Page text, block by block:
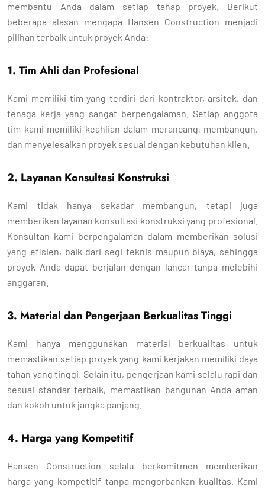
membantu Anda dalam setiap tahap proyek. Berikut
beberapa alasan mengapa Hansen Construction menjadi
pilihan terbaik untuk proyek Anda:
1. Tim Ahli dan Profesional
Kami memiliki tim yang terdiri dari kontraktor, arsitek, dan
tenaga kerja yang sangat berpengalaman. Setiap anggota
tim kami memiliki keahlian dalam merancang, membangun,
dan menyelesaikan proyek sesuai dengan kebutuhan klien.
2. Layanan Konsultasi Konstruksi
Kami tidak hanya sekadar membangun, tetapi juga
memberikan layanan konsultasi konstruksi yang profesional.
Konsultan kami berpengalaman dalam memberikan solusi
yang efisien, baik dari segi teknis maupun biaya, sehingga
proyek Anda dapat berjalan dengan lancar tanpa melebihi
anggaran.
3. Material dan Pengerjaan Berkualitas Tinggi
Kami hanya menggunakan material berkualitas untuk
memastikan setiap proyek yang kami kerjakan memiliki daya
tahan yang tinggi. Selain itu, pengerjaan kami selalu rapi dan
sesuai standar terbaik, memastikan bangunan Anda aman
dan kokoh untuk jangka panjang.
4. Harga yang Kompetitif
Hansen Construction selalu berkomitmen memberikan
harga yang kompetitif tanpa mengorbankan kualitas. Kami